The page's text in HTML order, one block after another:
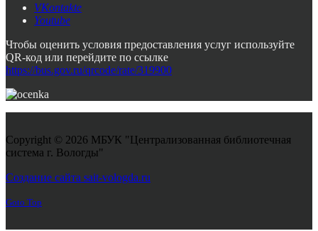
VKontakte
Youtube
Чтобы оценить условия предоставления услуг используйте
QR-код или перейдите по ссылке
https://bus.gov.ru/qrcode/rate/319900
Copyright © 2026 МБУК "Централизованная библиотечная
система г. Вологды"
Создание сайта sait-vologda.ru
Goto Top